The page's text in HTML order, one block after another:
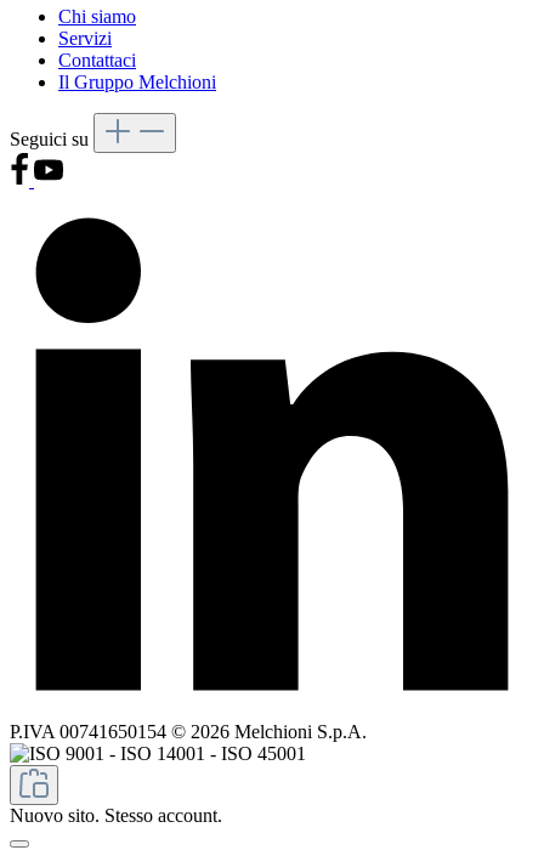
Chi siamo
Servizi
Contattaci
Il Gruppo Melchioni
Seguici su
P.IVA 00741650154 © 2026 Melchioni S.p.A.
Nuovo sito. Stesso account.